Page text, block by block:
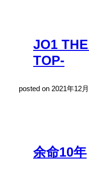
JO1
TOP-
posted on 2021年12
余命10年